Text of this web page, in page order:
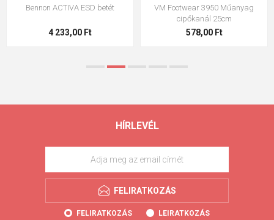
Bennon ACTIVA ESD betét
4 233,00 Ft
VM Footwear 3950 Műanyag
cipőkanál 25cm
578,00 Ft
HÍRLEVÉL
FELIRATKOZÁS
FELIRATKOZÁS LEIRATKOZÁS